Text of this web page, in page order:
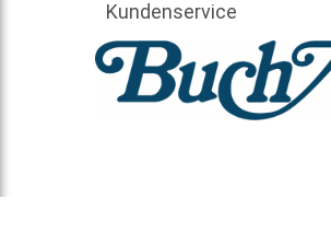
Kundenservice